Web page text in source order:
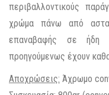
περιβαλλοντικούς
χρώμα πάνω από
επαναβαφής σε ήδη
προηγούμενως έχουν
Αποχρώσεις: Άχρωμο